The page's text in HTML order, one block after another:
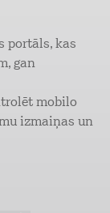
portāls, kas
gan
mobilo
izmaiņas un